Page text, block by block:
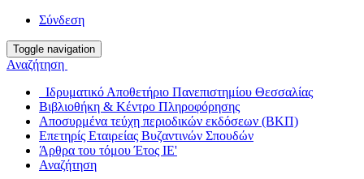
Σύνδεση
Toggle navigation
Αναζήτηση
Ιδρυματικό Αποθετήριο Πανεπιστημίου Θεσσαλίας
Βιβλιοθήκη & Κέντρο Πληροφόρησης
Αποσυρμένα τεύχη περιοδικών εκδόσεων (ΒΚΠ)
Επετηρίς Εταιρείας Βυζαντινών Σπουδών
Άρθρα του τόμου Έτος ΙΕ'
Αναζήτηση